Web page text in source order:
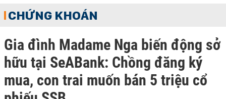
CHỨNG KHOÁN
Gia đình Madame Nga biến động sở
hữu tại SeABank: Chồng đăng ký
mua, con trai muốn bán 5 triệu cổ